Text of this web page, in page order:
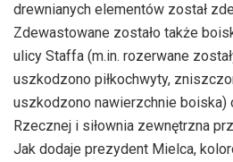
drewnianych elementów został
Zdewastowane zostało także
ulicy Staffa (m.in. rozerwane
uszkodzono piłkochwyty,
uszkodzono nawierzchnie boiska)
Rzecznej i siłownia zewnętrzna
Jak dodaje prezydent Mielca,